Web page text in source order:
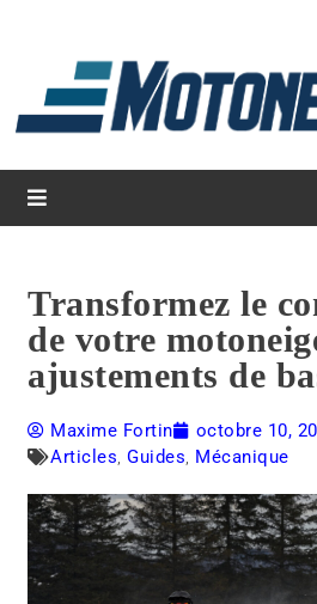
Magazine
Transformez le
de votre
ajustements de
Maxime Fortin octobre 10,
Articles,Guides, Mécanique